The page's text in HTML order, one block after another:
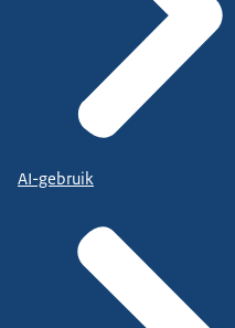
AI-gebruik